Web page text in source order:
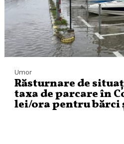
Umor
Răsturnare de
taxa de parcare în
lei/ora pentru bărci